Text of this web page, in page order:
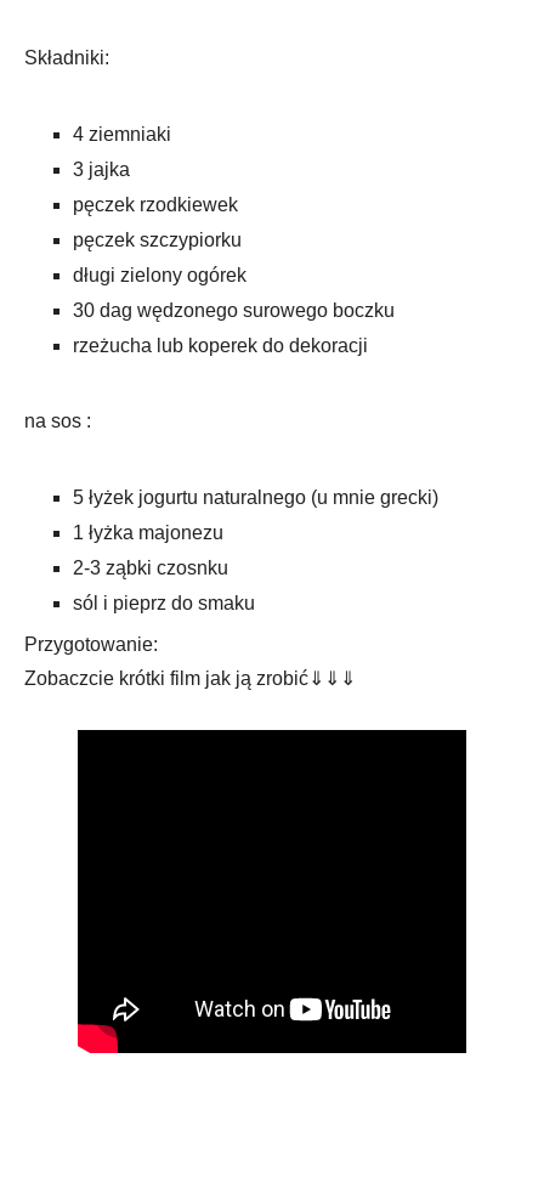
Składniki:
4 ziemniaki
3 jajka
pęczek rzodkiewek
pęczek szczypiorku
długi zielony ogórek
30 dag wędzonego surowego boczku
rzeżucha lub koperek do dekoracji
na sos :
5 łyżek jogurtu naturalnego (u mnie grecki)
1 łyżka majonezu
2-3 ząbki czosnku
sól i pieprz do smaku
Przygotowanie:
Zobaczcie krótki film jak ją zrobić⇓⇓⇓